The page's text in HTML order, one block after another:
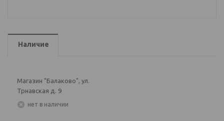
Наличие
Магазин "Балаково", ул.
Трнавская д. 9
Нет в наличии